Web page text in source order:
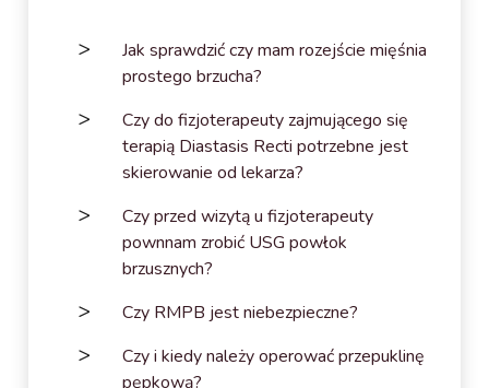
Jak sprawdzić czy mam rozejście mięśnia
prostego brzucha?
Czy do fizjoterapeuty zajmującego się
terapią Diastasis Recti potrzebne jest
skierowanie od lekarza?
Czy przed wizytą u fizjoterapeuty
pownnam zrobić USG powłok
brzusznych?
Czy RMPB jest niebezpieczne?
Czy i kiedy należy operować przepuklinę
pępkową?